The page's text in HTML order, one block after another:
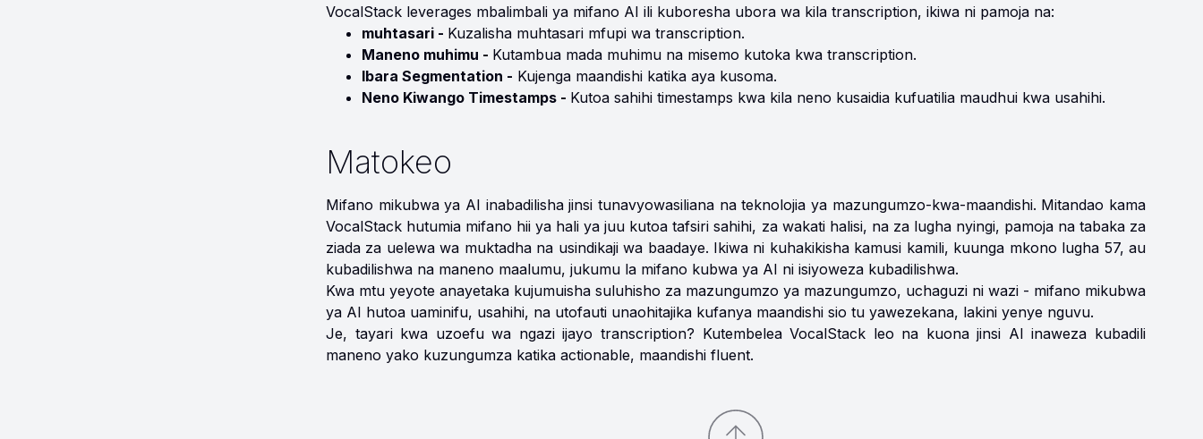
VocalStack leverages mbalimbali ya mifano AI ili kuboresha ubora wa kila transcription, ikiwa ni pamoja na:
muhtasari - Kuzalisha muhtasari mfupi wa transcription.
Maneno muhimu - Kutambua mada muhimu na misemo kutoka kwa transcription.
Ibara Segmentation - Kujenga maandishi katika aya kusoma.
Neno Kiwango Timestamps - Kutoa sahihi timestamps kwa kila neno kusaidia kufuatilia maudhui kwa usahihi.
Matokeo
Mifano mikubwa ya AI inabadilisha jinsi tunavyowasiliana na teknolojia ya mazungumzo-kwa-maandishi. Mitandao kama
VocalStack hutumia mifano hii ya hali ya juu kutoa tafsiri sahihi, za wakati halisi, na za lugha nyingi, pamoja na tabaka za
ziada za uelewa wa muktadha na usindikaji wa baadaye. Ikiwa ni kuhakikisha kamusi kamili, kuunga mkono lugha 57, au
kubadilishwa na maneno maalumu, jukumu la mifano kubwa ya AI ni isiyoweza kubadilishwa.
Kwa mtu yeyote anayetaka kujumuisha suluhisho za mazungumzo ya mazungumzo, uchaguzi ni wazi - mifano mikubwa
ya AI hutoa uaminifu, usahihi, na utofauti unaohitajika kufanya maandishi sio tu yawezekana, lakini yenye nguvu.
Je, tayari kwa uzoefu wa ngazi ijayo transcription? Kutembelea VocalStack leo na kuona jinsi AI inaweza kubadili
maneno yako kuzungumza katika actionable, maandishi fluent.